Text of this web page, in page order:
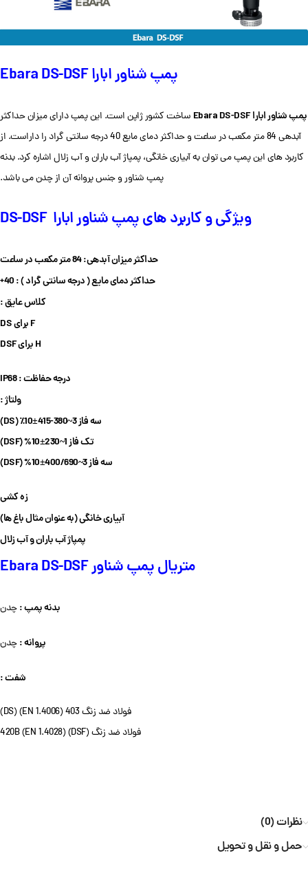
پمپ شناور ابارا Ebara DS-DSF
پمپ شناور ابارا Ebara DS-DSF ساخت کشور ژاپن است. این پمپ دارای میزان حداکثر
آبدهی 84 متر مکعب در ساعت و حداکثر دمای مایع 40 درجه سانتی گراد را داراست. از
کاربرد های این پمپ می توان به آبیاری خانگی، پمپاژ آب باران و آب زلال اشاره کرد. بدنه
پمپ شناور و جنس پروانه آن از چدن می باشد.
ویژگی و کاربرد های پمپ شناور ابارا DS-DSF
حداکثر میزان آبدهی: 84 متر مکعب در ساعت
حداکثر دمای مایع ( درجه سانتی گراد ) : 40+
کلاس عایق :
F برای DS
H برای DSF
درجه حفاظت : IP68
ولتاژ :
سه فاز 3~380-415±10٪ (DS)
تک فاز 1~230±10% (DSF)
سه فاز 3~400/690±10% (DSF)
زه کشی
آبیاری خانگی (به عنوان مثال باغ ها)
پمپاژ آب باران و آب زلال
متریال پمپ شناور Ebara DS-DSF
بدنه پمپ :چدن
پروانه :چدن
شفت :
فولاد ضد زنگ 403 (EN 1.4006) (DS)
فولاد ضد زنگ 420B (EN 1.4028) (DSF)
نظرات (0)
حمل و نقل و تحویل